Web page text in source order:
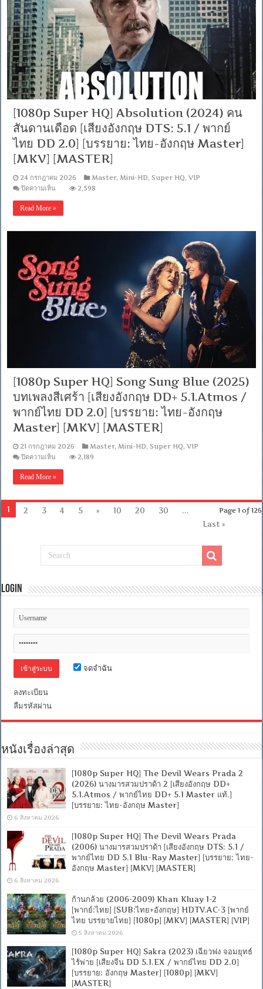
Collector
NF.WEB-
DL.DDP5.1.Atmos.H.264-
WEB-
DL.H.264
[Netflix
(web-
dl)]
[Soundtrack
บรรยาย
ไทย
[1080p]
[MKV]
[MASTER]
[1080p Super HQ] Absolution (2024) คน
สันดานเดือด [เสียงอังกฤษ DTS: 5.1 / พากย์
ไทย DD 2.0] [บรรยาย: ไทย-อังกฤษ Master]
[MKV] [MASTER]
24 กรกฎาคม 2026 Master,Mini-HD,Super HQ,VIP
ปิดความเห็นบน
HQ]
(2024)
เดือด
[เสียง
อังกฤษ
DTS:
5.1
/
พากย์
อังกฤษ
Master]
[MKV]
[MASTER]
2,598
Read More »
[1080p Super HQ] Song Sung Blue (2025)
บทเพลงสีเศร้า [เสียงอังกฤษ DD+ 5.1.Atmos /
พากย์ไทย DD 2.0] [บรรยาย: ไทย-อังกฤษ
Master] [MKV] [MASTER]
21 กรกฎาคม 2026 Master,Mini-HD,Super HQ,VIP
ปิดความเห็นบน
HQ]
Sung
Blue
(2025)
[เสียง
5.1.Atmos
/
อังกฤษ
Master]
[MKV]
2,189
Read More »
Page 1 of 126
1 2 3 4 5 » 10 20 30
...
Last »
Login
จดจำฉัน
ลงทะเบียน
ลืมรหัสผ่าน
หนังเรื่องล่าสุด
[1080p Super HQ] The Devil Wears Prada 2
(2026) นางมารสวมปราด้า 2 [เสียงอังกฤษ DD+
5.1.Atmos / พากย์ไทย DD+ 5.1 Master แท้.]
[บรรยาย: ไทย-อังกฤษ Master]
6 สิงหาคม 2026
[1080p Super HQ] The Devil Wears Prada
(2006) นางมารสวมปราด้า [เสียงอังกฤษ DTS: 5.1 /
พากย์ไทย DD 5.1 Blu-Ray Master] [บรรยาย: ไทย-
อังกฤษ Master] [MKV] [MASTER]
6 สิงหาคม 2026
ก้านกล้วย (2006-2009) Khan Kluay 1-2
[พากย์:ไทย] [SUB:ไทย+อังกฤษ] HDTV.AC-3 [พากย์
ไทย บรรยายไทย] [1080p] [MKV] [MASTER] [VIP]
5 สิงหาคม 2026
[1080p Super HQ] Sakra (2023) เฉียวฟง จอมยุทธ์
ไร้พ่าย [เสียงจีน DD 5.1.EX / พากย์ไทย DD 2.0]
[บรรยาย: อังกฤษ Master] [1080p] [MKV]
[MASTER]